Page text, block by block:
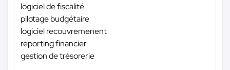
logiciel de fiscalité
pilotage budgétaire
logiciel recouvremenent
reporting financier
gestion de trésorerie